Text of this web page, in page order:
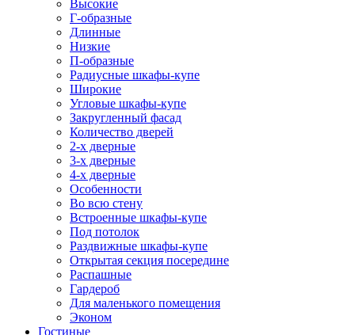
Высокие
Г-образные
Длинные
Низкие
П-образные
Радиусные шкафы-купе
Широкие
Угловые шкафы-купе
Закругленный фасад
Количество дверей
2-х дверные
3-х дверные
4-х дверные
Особенности
Во всю стену
Встроенные шкафы-купе
Под потолок
Раздвижные шкафы-купе
Открытая секция посередине
Распашные
Гардероб
Для маленького помещения
Эконом
Гостиные